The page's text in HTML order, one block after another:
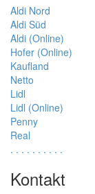
Aldi Nord
Aldi Süd
Aldi (Online)
Hofer (Online)
Kaufland
Netto
Lidl
Lidl (Online)
Penny
Real
. . . . . . . . . .
Kontakt